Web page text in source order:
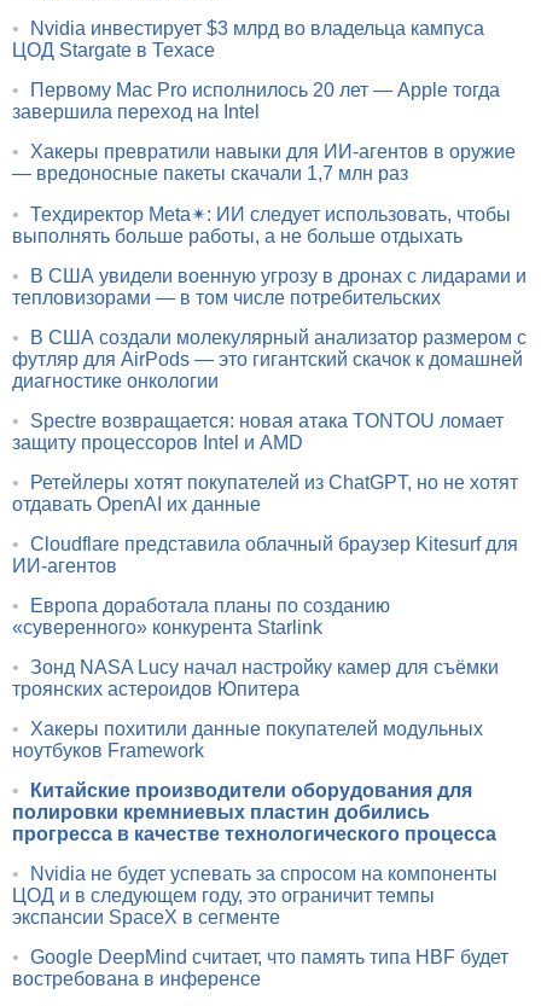
•
Nvidia инвестирует $3 млрд во владельца кампуса
ЦОД Stargate в Техасе
•
Первому Mac Pro исполнилось 20 лет — Apple тогда
завершила переход на Intel
•
Хакеры превратили навыки для ИИ-агентов в оружие
— вредоносные пакеты скачали 1,7 млн раз
• Техдиректор Meta✴: ИИ следует использовать, чтобы
выполнять больше работы, а не больше отдыхать
•
В США увидели военную угрозу в дронах с лидарами и
тепловизорами — в том числе потребительских
•
В США создали молекулярный анализатор размером с
футляр для AirPods — это гигантский скачок к домашней
диагностике онкологии
•
Spectre возвращается: новая атака TONTOU ломает
защиту процессоров Intel и AMD
•
Ретейлеры хотят покупателей из ChatGPT, но не хотят
отдавать OpenAI их данные
• Cloudflare представила облачный браузер Kitesurf для
ИИ-агентов
•
Европа доработала планы по созданию
«суверенного» конкурента Starlink
• Зонд NASA Lucy начал настройку камер для съёмки
троянских астероидов Юпитера
•
Хакеры похитили данные покупателей модульных
ноутбуков Framework
•
Китайские производители оборудования для
полировки кремниевых пластин добились
прогресса в качестве технологического процесса
•
Nvidia не будет успевать за спросом на компоненты
ЦОД и в следующем году, это ограничит темпы
экспансии SpaceX в сегменте
• Google DeepMind считает, что память типа HBF будет
востребована в инференсе